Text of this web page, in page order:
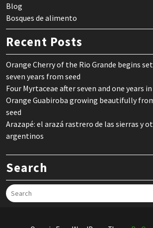
Blog
Bosques de alimento
Recent Posts
Orange Cherry of the Rio Grande begins
seven years from seed
Four Myrtaceae after seven and one years in
Orange Guabiroba growing beautifully
seed
Arazapé: el arazá rastrero de las sierras y
argentinos
Search